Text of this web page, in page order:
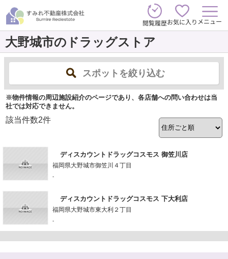
閲覧履歴お気に入り メニュー
大野城市のドラッグストア
スポットを絞り込む
※物件情報の周辺施設紹介のページであり、各店舗への問い合わせは当
社では対応できません。
該当件数2件
ディスカウントドラッグコスモス 御笠川店
福岡県大野城市御笠川４丁目
-
ディスカウントドラッグコスモス 下大利店
福岡県大野城市東大利２丁目
-